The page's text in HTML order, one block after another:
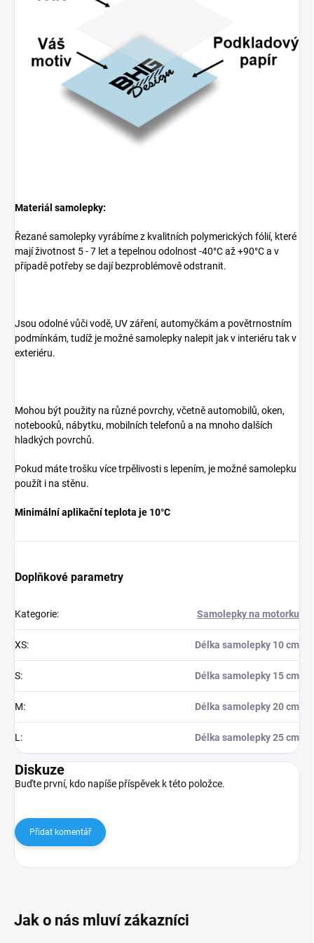
Materiál samolepky:
Řezané samolepky vyrábíme z kvalitních polymerických fólií, které
mají životnost 5 - 7 let a tepelnou odolnost -40°C až +90°C a v
případě potřeby se dají bezproblémově odstranit.
Jsou odolné vůči vodě, UV záření, automyčkám a povětrnostním
podmínkám, tudíž je možné samolepky nalepit jak v interiéru tak v
exteriéru.
Mohou být použity na různé povrchy, včetně automobilů, oken,
notebooků, nábytku, mobilních telefonů a na mnoho dalších
hladkých povrchů.
Pokud máte trošku více trpělivosti s lepením, je možné samolepku
použít i na stěnu.
Minimální aplikační teplota je 10°C
Doplňkové parametry
Kategorie: Samolepky na motorku
XS: Délka samolepky 10 cm
S: Délka samolepky 15 cm
M: Délka samolepky 20 cm
L : Délka samolepky 25 cm
Diskuze
Buďte první, kdo napíše příspěvek k této položce.
Přidat komentář